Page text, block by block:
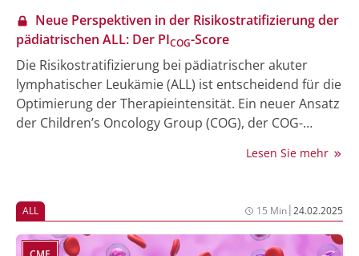
Neue Perspektiven in der Risikostratifizierung der
pädiatrischen ALL: Der PICOG-Score
Die Risikostratifizierung bei pädiatrischer akuter
lymphatischer Leukämie (ALL) ist entscheidend für die
Optimierung der Therapieintensität. Ein neuer Ansatz
der Children’s Oncology Group (COG), der COG-
Differenzierung des Rezidivrisikos durch die
aktuellen Publikation wurden die Entwicklung und
klinische Relevanz dieses innovativen Modells näher
beleuchtet.
Lesen Sie mehr
ALL 15 Min|24.02.2025